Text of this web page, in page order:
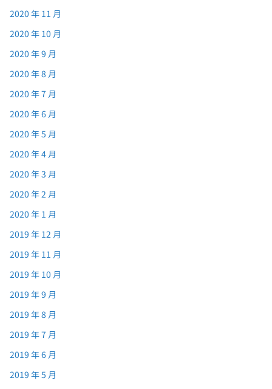
2020 年 11 月
2020 年 10 月
2020 年 9 月
2020 年 8 月
2020 年 7 月
2020 年 6 月
2020 年 5 月
2020 年 4 月
2020 年 3 月
2020 年 2 月
2020 年 1 月
2019 年 12 月
2019 年 11 月
2019 年 10 月
2019 年 9 月
2019 年 8 月
2019 年 7 月
2019 年 6 月
2019 年 5 月